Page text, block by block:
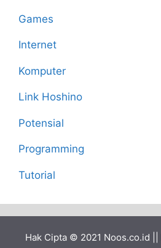
Games
Internet
Komputer
Link Hoshino
Potensial
Programming
Tutorial
Hak Cipta © 2021 Noos.co.id